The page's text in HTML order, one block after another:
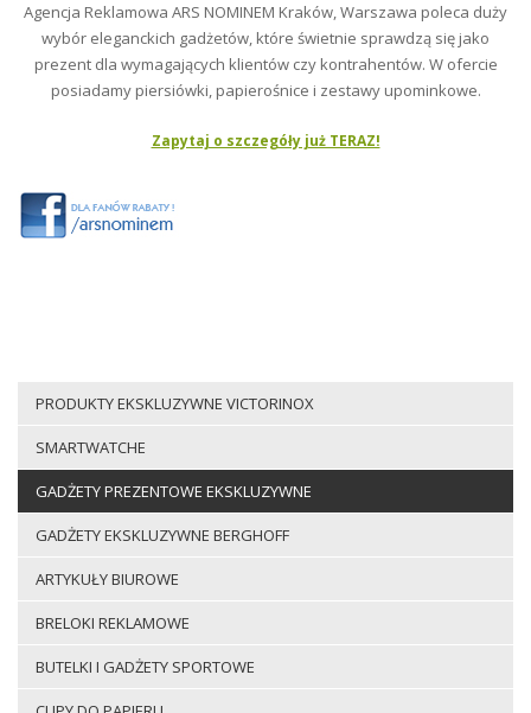
Agencja Reklamowa ARS NOMINEM Kraków, Warszawa poleca duży
wybór eleganckich gadżetów, które świetnie sprawdzą się jako
prezent dla wymagających klientów czy kontrahentów. W ofercie
posiadamy piersiówki, papierośnice i zestawy upominkowe.
Zapytaj o szczegóły już TERAZ!
PRODUKTY EKSKLUZYWNE VICTORINOX
SMARTWATCHE
GADŻETY PREZENTOWE EKSKLUZYWNE
GADŻETY EKSKLUZYWNE BERGHOFF
ARTYKUŁY BIUROWE
BRELOKI REKLAMOWE
BUTELKI I GADŻETY SPORTOWE